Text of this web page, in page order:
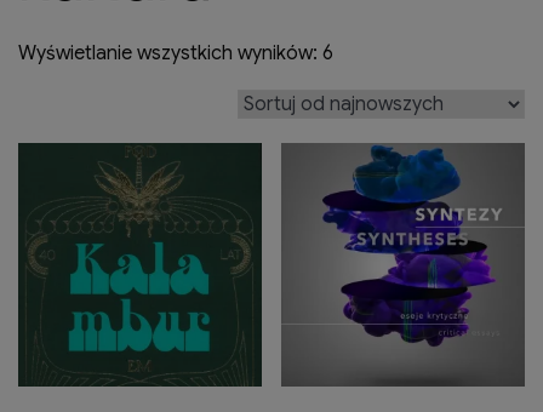
Wyświetlanie wszystkich wyników: 6
najnowszych